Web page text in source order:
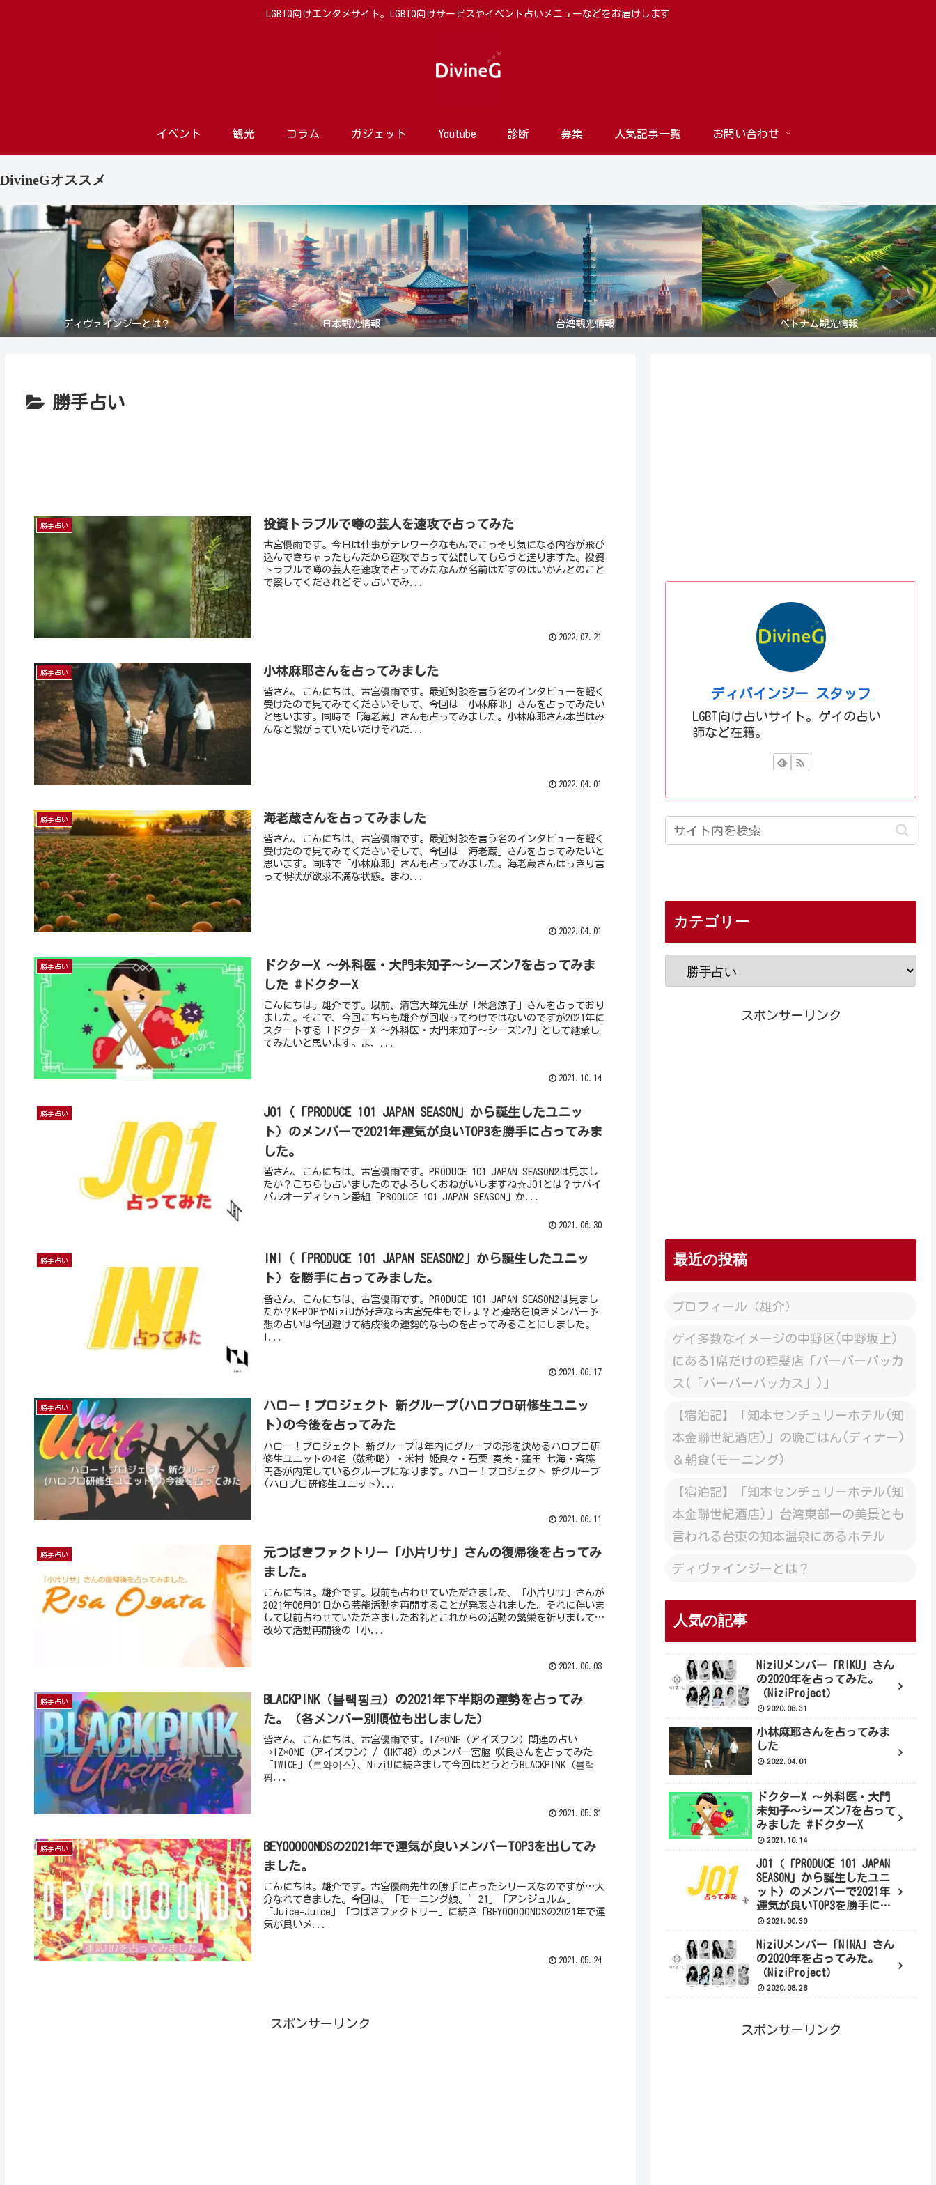
LGBTQ向けエンタメサイト。LGBTQ向けサービスやイベント占いメニューなどをお届けします
イベント 観光 コラム ガジェット Youtube 診断 募集 人気記事一覧 お問い合わせ
DivineGオススメ
ディヴァインジーとは？ 日本観光情報 台湾観光情報 ベトナム観光情報
勝手占い
勝手占い 投資トラブルで噂の芸人を速攻で占ってみた
古宮優雨です。今日は仕事がテレワークなもんでこっそり気になる内容が飛び
込んできちゃったもんだから速攻で占って公開してもらうと送りますた。投資
トラブルで噂の芸人を速攻で占ってみたなんか名前はだすのはいかんとのこと
で察してくだされどぞ↓占いでみ...
2022.07.21
勝手占い 小林麻耶さんを占ってみました
皆さん、こんにちは、古宮優雨です。最近対談を言う名のインタビューを軽く
受けたので見てみてくださいそして、今回は「小林麻耶」さんを占ってみたい
と思います。同時で「海老蔵」さんも占ってみました。小林麻耶さん本当はみ
んなと繋がっていたいだけそれだ...
2022.04.01
勝手占い 海老蔵さんを占ってみました
皆さん、こんにちは、古宮優雨です。最近対談を言う名のインタビューを軽く
受けたので見てみてくださいそして、今回は「海老蔵」さんを占ってみたいと
思います。同時で「小林麻耶」さんも占ってみました。海老蔵さんはっきり言
って現状が欲求不満な状態。まわ...
2022.04.01
勝手占い
ドクターX 〜外科医・大門未知子〜シーズン7を占ってみま
した #ドクターX
こんにちは。雄介です。以前、清宮大暉先生が「米倉涼子」さんを占っており
ました。そこで、今回こちらも雄介が回収ってわけではないのですが2021年に
スタートする「ドクターX 〜外科医・大門未知子〜シーズン7」として継承し
てみたいと思います。ま、...
2021.10.14
勝手占い
JO1（「PRODUCE 101 JAPAN SEASON」から誕生したユニッ
ト）のメンバーで2021年運気が良いTOP3を勝手に占ってみま
した。
皆さん、こんにちは、古宮優雨です。PRODUCE 101 JAPAN SEASON2は見まし
たか？こちらも占いましたのでよろしくおねがいしますね☆JO1とは？サバイ
バルオーディション番組「PRODUCE 101 JAPAN SEASON」か...
2021.06.30
勝手占い
INI（「PRODUCE 101 JAPAN SEASON2」から誕生したユニッ
ト）を勝手に占ってみました。
皆さん、こんにちは、古宮優雨です。PRODUCE 101 JAPAN SEASON2は見まし
たか？K-POPやNiziUが好きなら古宮先生もでしょ？と連絡を頂きメンバー予
想の占いは今回避けて結成後の運勢的なものを占ってみることにしました。
I...
2021.06.17
勝手占い
ハロー！プロジェクト 新グループ(ハロプロ研修生ユニッ
ト)の今後を占ってみた
ハロー！プロジェクト 新グループは年内にグループの形を決めるハロプロ研
修生ユニットの4名（敬称略）・米村 姫良々・石栗 奏美・窪田 七海・斉藤
円香が内定しているグループになります。ハロー！プロジェクト 新グループ
(ハロプロ研修生ユニット)...
2021.06.11
勝手占い
元つばきファクトリー「小片リサ」さんの復帰後を占ってみ
ました。
こんにちは。雄介です。以前も占わせていただきました、「小片リサ」さんが
2021年06月01日から芸能活動を再開することが発表されました。それに伴いま
して以前占わせていただきましたお礼とこれからの活動の繁栄を祈りまして…
改めて活動再開後の「小...
2021.06.03
勝手占い
BLACKPINK（블랙핑크）の2021年下半期の運勢を占ってみ
た。（各メンバー別順位も出しました）
皆さん、こんにちは、古宮優雨です。IZ*ONE（アイズワン）関連の占い
→IZ*ONE（アイズワン）/（HKT48）のメンバー宮脇 咲良さんを占ってみた
「TWICE」(트와이스)、NiziUに続きまして今回はとうとうBLACKPINK（블랙
핑...
2021.05.31
勝手占い
BEYOOOOONDSの2021年で運気が良いメンバーTOP3を出してみ
ました。
こんにちは。雄介です。古宮優雨先生の勝手に占ったシリーズなのですが…大
分なれてきました。今回は、「モーニング娘。’21」「アンジュルム」
「Juice=Juice」「つばきファクトリー」に続き「BEYOOOOONDSの2021年で運
気が良いメ...
2021.05.24
スポンサーリンク
ディバインジー スタッフ
LGBT向け占いサイト。ゲイの占い
師など在籍。
カテゴリー
スポンサーリンク
最近の投稿
プロフィール（雄介）
ゲイ多数なイメージの中野区(中野坂上)
にある1席だけの理髪店「バーバーバッカ
ス(「バーバーバッカス」)」
【宿泊記】「知本センチュリーホテル(知
本金聯世紀酒店)」の晩ごはん(ディナー)
＆朝食(モーニング)
【宿泊記】「知本センチュリーホテル(知
本金聯世紀酒店)」台湾東部一の美景とも
言われる台東の知本温泉にあるホテル
ディヴァインジーとは？
人気の記事
NiziUメンバー「RIKU」さん
の2020年を占ってみた。
（NiziProject）
2020.08.31
小林麻耶さんを占ってみま
した
2022.04.01
ドクターX 〜外科医・大門
未知子〜シーズン7を占って
みました #ドクターX
2021.10.14
JO1（「PRODUCE 101 JAPAN
SEASON」から誕生したユニ
ット）のメンバーで2021年
運気が良いTOP3を勝手に占
ってみました。
2021.06.30
NiziUメンバー「NINA」さん
の2020年を占ってみた。
（NiziProject）
2020.08.28
スポンサーリンク